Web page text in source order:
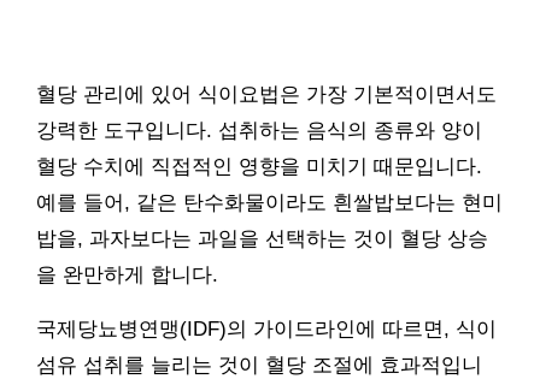
혈당 관리에 있어 식이요법은 가장 기본적이면서도
강력한 도구입니다. 섭취하는 음식의 종류와 양이
혈당 수치에 직접적인 영향을 미치기 때문입니다.
예를 들어, 같은 탄수화물이라도 흰쌀밥보다는 현미
밥을, 과자보다는 과일을 선택하는 것이 혈당 상승
을 완만하게 합니다.
국제당뇨병연맹(IDF)의 가이드라인에 따르면, 식이
섬유 섭취를 늘리는 것이 혈당 조절에 효과적입니